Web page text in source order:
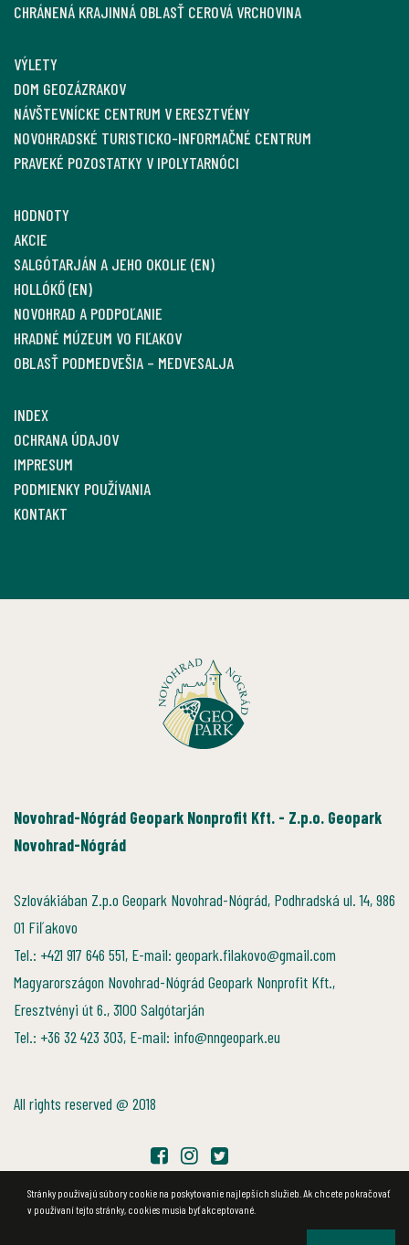
CHRÁNENÁ KRAJINNÁ OBLASŤ CEROVÁ VRCHOVINA
VÝLETY
DOM GEOZÁZRAKOV
NÁVŠTEVNÍCKE CENTRUM V ERESZTVÉNY
NOVOHRADSKÉ TURISTICKO-INFORMAČNÉ CENTRUM
PRAVEKÉ POZOSTATKY V IPOLYTARNÓCI
HODNOTY
AKCIE
SALGÓTARJÁN A JEHO OKOLIE (EN)
HOLLÓKŐ (EN)
NOVOHRAD A PODPOĽANIE
HRADNÉ MÚZEUM VO FIĽAKOV
OBLASŤ PODMEDVEŠIA – MEDVESALJA
INDEX
OCHRANA ÚDAJOV
IMPRESUM
PODMIENKY POUŽÍVANIA
KONTAKT
Novohrad-Nógrád Geopark Nonprofit Kft. - Z.p.o. Geopark
Novohrad-Nógrád
Szlovákiában Z.p.o Geopark Novohrad-Nógrád, Podhradská ul. 14, 986
01 Fiľakovo
Tel.: +421 917 646 551, E-mail: geopark.filakovo@gmail.com
Magyarországon Novohrad-Nógrád Geopark Nonprofit Kft.,
Eresztvényi út 6., 3100 Salgótarján
Tel.: +36 32 423 303, E-mail: info@nngeopark.eu
All rights reserved @ 2018
Stránky používajú súbory cookie na poskytovanie najlepších služieb. Ak chcete pokračovať
v používaní tejto stránky, cookies musia byť akceptované.